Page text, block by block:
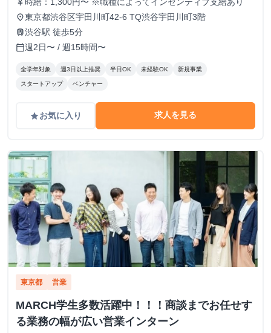
currency_yen
place東京都渋谷区宇田川町42-6 TQ渋谷宇田川町3階
train渋谷駅 徒歩5分
calendar_today週2日〜 / 週15時間〜
全学年対象 週3日以上推奨 半日OK 未経験OK 新規事業
スタートアップ ベンチャー
gradeお気に入り 求人を見る
東京都 営業
MARCH学生多数活躍中！！！商談までお任せす
る業務の幅が広い営業インターン